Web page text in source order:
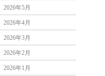
2026年5月
2026年4月
2026年3月
2026年2月
2026年1月